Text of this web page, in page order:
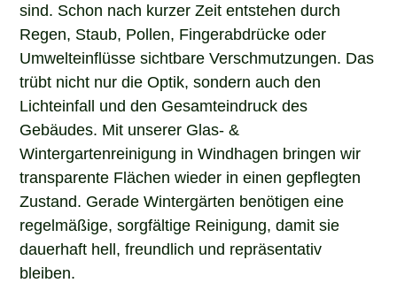
sind. Schon nach kurzer Zeit entstehen durch
Regen, Staub, Pollen, Fingerabdrücke oder
Umwelteinflüsse sichtbare Verschmutzungen. Das
trübt nicht nur die Optik, sondern auch den
Lichteinfall und den Gesamteindruck des
Gebäudes. Mit unserer Glas- &
Wintergartenreinigung in Windhagen bringen wir
transparente Flächen wieder in einen gepflegten
Zustand. Gerade Wintergärten benötigen eine
regelmäßige, sorgfältige Reinigung, damit sie
dauerhaft hell, freundlich und repräsentativ
bleiben.